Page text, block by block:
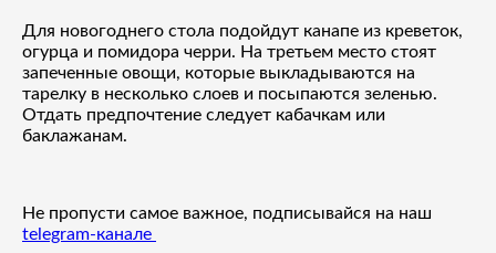
Для новогоднего стола подойдут канапе из креветок,
огурца и помидора черри. На третьем место стоят
запеченные овощи, которые выкладываются на
тарелку в несколько слоев и посыпаются зеленью.
Отдать предпочтение следует кабачкам или
баклажанам.
Не пропусти самое важное, подписывайся на наш
telegram-канале